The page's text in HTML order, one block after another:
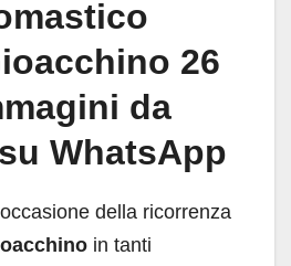
26
da
WhatsApp
della ricorrenza
in tanti